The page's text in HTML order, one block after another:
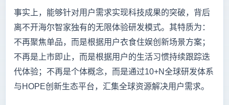
事实上，能够针对用户需求实现科技成果的突破，背后
离不开海尔智家独有的无限体验研发模式。其特质为：
不再聚焦单品，而是根据用户衣食住娱创新场景方案；
不再是上市即止，而是根据用户的生活习惯持续跟踪迭
代体验；不再是个体概念，而是通过10+N全球研发体系
与HOPE创新生态平台，汇集全球资源解决用户需求。